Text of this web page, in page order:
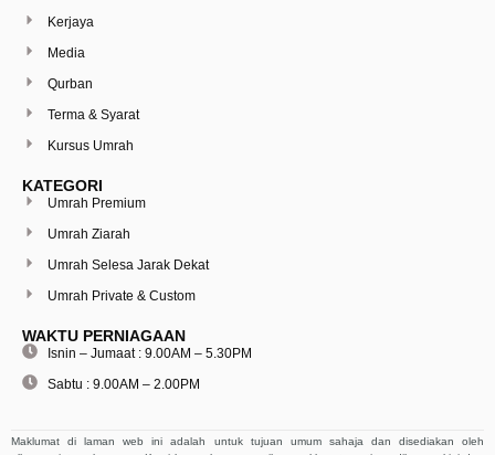
Kerjaya
Media
Qurban
Terma & Syarat
Kursus Umrah
KATEGORI
Umrah Premium
Umrah Ziarah
Umrah Selesa Jarak Dekat
Umrah Private & Custom
WAKTU PERNIAGAAN
Isnin – Jumaat : 9.00AM – 5.30PM
Sabtu : 9.00AM – 2.00PM
Maklumat di laman web ini adalah untuk tujuan umum sahaja dan disediakan oleh